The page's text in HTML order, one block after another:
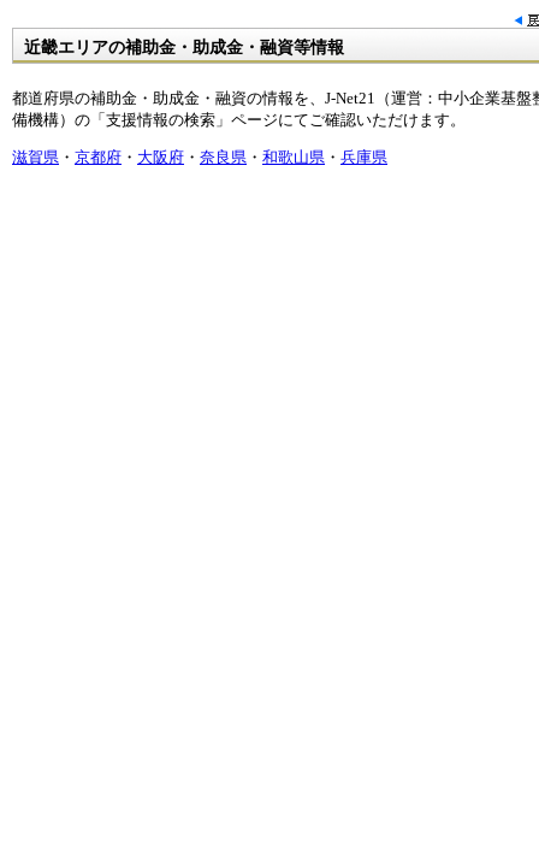
近畿エリアの補助金・助成金・融資等情報
都道府県の補助金・助成金・融資の情報を、J-Net21（運営：中小企業基盤
備機構）の「支援情報の検索」ページにてご確認いただけます。
滋賀県 ・ 京都府 ・ 大阪府 ・ 奈良県 ・ 和歌山県 ・ 兵庫県